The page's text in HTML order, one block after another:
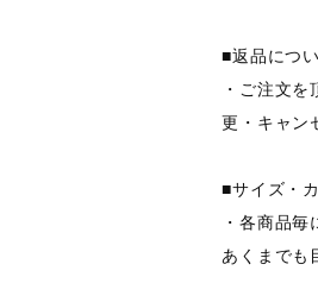
■返品につ
・ご注文
更・キャン
■サイズ・
・各商品
あくまでも